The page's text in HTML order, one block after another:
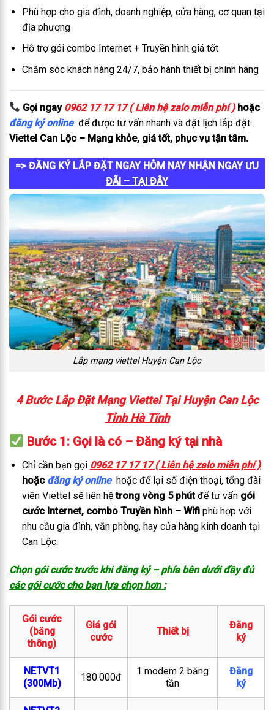
Phù hợp cho gia đình, doanh nghiệp, cửa hàng, cơ quan tại
địa phương
Hỗ trợ gói combo Internet + Truyền hình giá tốt
Chăm sóc khách hàng 24/7, bảo hành thiết bị chính hãng
Gọi ngay 0962 17 17 17 ( Liên hệ zalo miễn phí )hoặc
đăng ký online để được tư vấn nhanh và đặt lịch lắp đặt.
Viettel Can Lộc – Mạng khỏe, giá tốt, phục vụ tận tâm.
=> ĐĂNG KÝ LẮP ĐẶT NGAY HÔM NAY NHẬN NGAY ƯU
ĐÃI – TẠI ĐÂY
Lắp mạng viettel Huyện Can Lộc
4 Bước Lắp Đặt Mạng Viettel Tại Huyện Can Lộc
Tỉnh Hà Tĩnh
Bước 1: Gọi là có – Đăng ký tại nhà
Chỉ cần bạn gọi 0962 17 17 17 ( Liên hệ zalo miễn phí )
hoặc đăng ký online hoặc để lại số điện thoại, tổng đài
viên Viettel sẽ liên hệtrong vòng 5 phútđể tư vấn gói
cước Internet, combo Truyền hình – Wifiphù hợp với
nhu cầu gia đình, văn phòng, hay cửa hàng kinh doanh tại
Can Lộc.
Chọn gói cước trước khi đăng ký – phía bên dưới đầy đủ
các gói cước cho bạn lựa chọn hơn :
Gói cước
(băng
thông)
Giá gói
cước
Thiết bị
Đăng
ký
NETVT1
(300Mb)
180.000đ
1 modem 2 băng
tần
Đăng
ký